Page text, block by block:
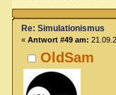
OldSam
Re: Simulationismus
« Antwort #49 am: